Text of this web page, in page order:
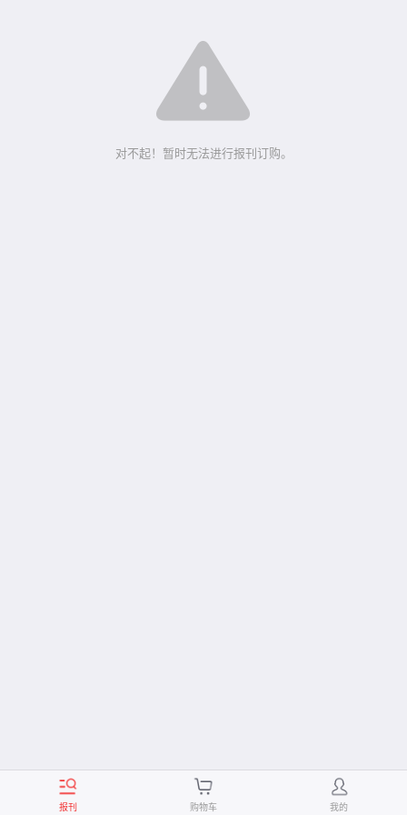
对不起！暂时无法进行报刊订购。
报刊 购物车 我的